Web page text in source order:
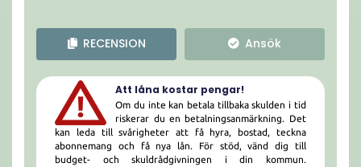
RECENSION Ansök
Att låna kostar pengar!
Om du inte kan betala tillbaka skulden i tid
riskerar du en betalningsanmärkning. Det
kan leda till svårigheter att få hyra, bostad, teckna
abonnemang och få nya lån. För stöd, vänd dig till
budget- och skuldrådgivningen i din kommun.